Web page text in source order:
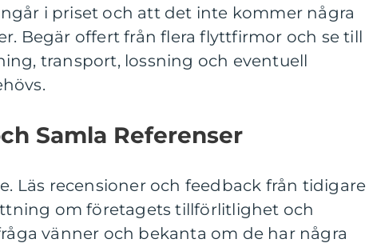
i priset och att det inte kommer några
Begär offert från flera flyttfirmor och se till
transport, lossning och eventuell
Samla Referenser
Läs recensioner och feedback från tidigare
om företagets tillförlitlighet och
vänner och bekanta om de har några